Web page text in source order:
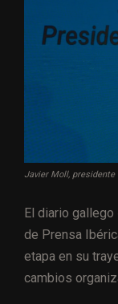
Javier Moll, presidente
El diario gallego
de Prensa
etapa en su
cambios